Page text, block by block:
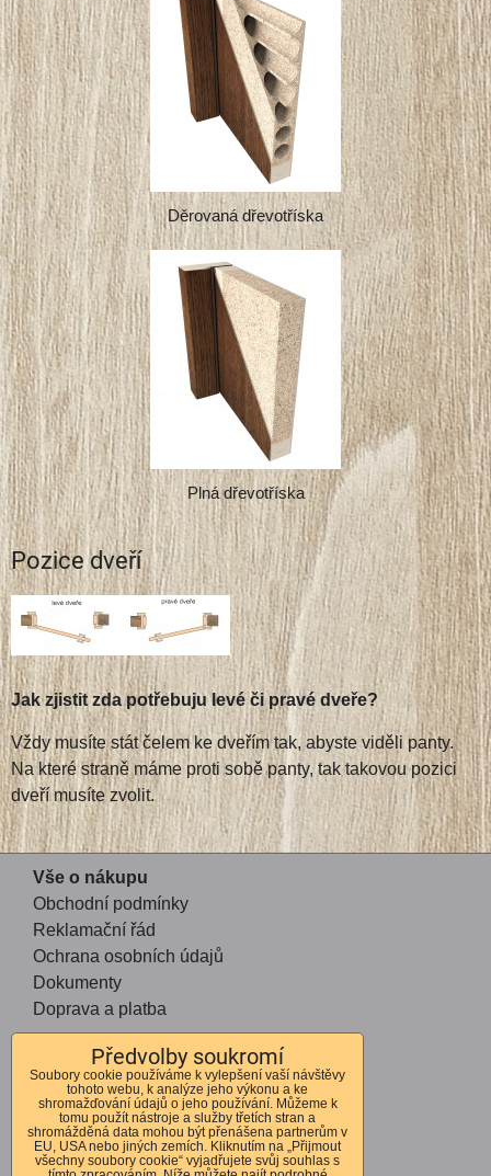
Děrovaná dřevotříska
Plná dřevotříska
Pozice dveří
Jak zjistit zda potřebuju levé či pravé dveře?
Vždy musíte stát čelem ke dveřím tak, abyste viděli panty.
Na které straně máme proti sobě panty, tak takovou pozici
dveří musíte zvolit.
Vše o nákupu
Obchodní podmínky
Reklamační řád
Ochrana osobních údajů
Dokumenty
Doprava a platba
Kontakt
Andrea Mohauptová
Kvítkov 56
Česká Lípa
Předvolby soukromí
Soubory cookie používáme k vylepšení vaší návštěvy
tohoto webu, k analýze jeho výkonu a ke
shromažďování údajů o jeho používání. Můžeme k
tomu použít nástroje a služby třetích stran a
shromážděná data mohou být přenášena partnerům v
EU, USA nebo jiných zemích. Kliknutím na „Přijmout
všechny soubory cookie“ vyjadřujete svůj souhlas s